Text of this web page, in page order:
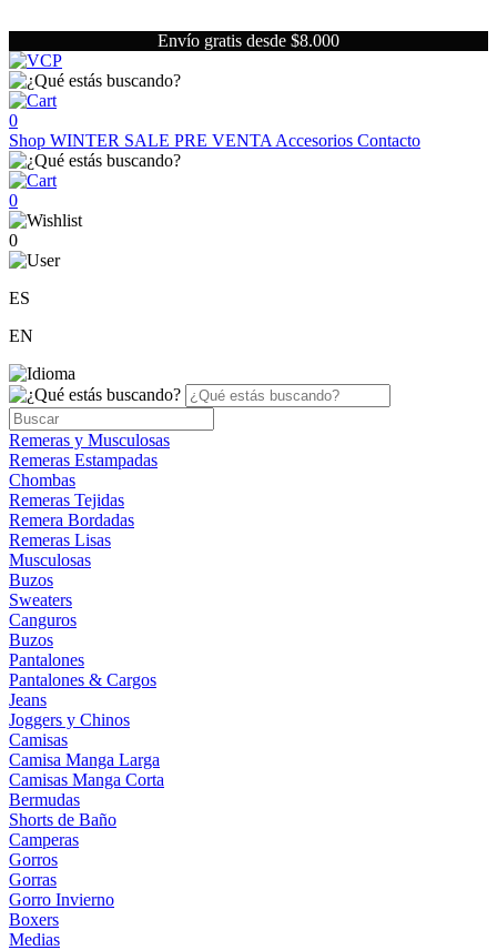
Envío gratis desde $8.000
0
Shop WINTER SALE PRE VENTA Accesorios Contacto
0
0
ES
EN
Remeras y Musculosas
Remeras Estampadas
Chombas
Remeras Tejidas
Remera Bordadas
Remeras Lisas
Musculosas
Buzos
Sweaters
Canguros
Buzos
Pantalones
Pantalones & Cargos
Jeans
Joggers y Chinos
Camisas
Camisa Manga Larga
Camisas Manga Corta
Bermudas
Shorts de Baño
Camperas
Gorros
Gorras
Gorro Invierno
Boxers
Medias